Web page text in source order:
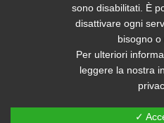
Produzione
Produzione grate
Produzione cancelli
Produzione porte
Lavorazioni in ferro
sono disabilitati. È
disattivare ogni
bisogno o
Per ulteriori
leggere la nostra
✓